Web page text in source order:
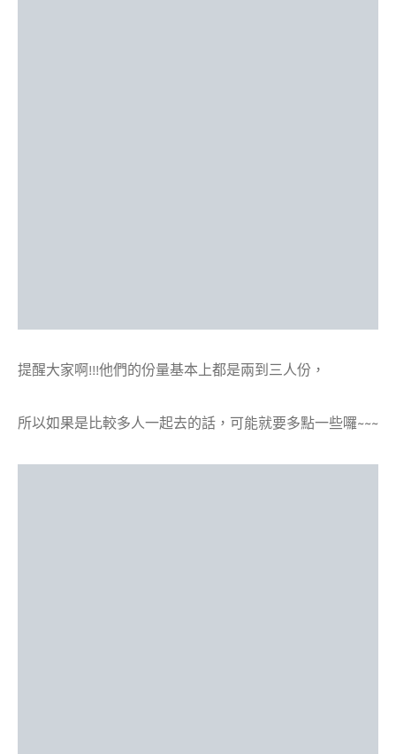
提醒大家啊!!!他們的份量基本上都是兩到三人份，
所以如果是比較多人一起去的話，可能就要多點一些囉~~~